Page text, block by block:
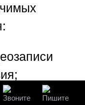
дерева;